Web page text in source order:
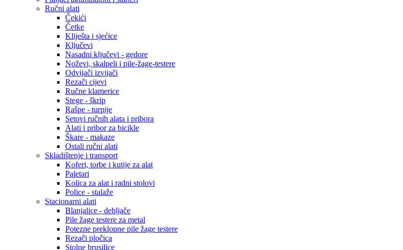
Ručni alati
Čekići
Četke
Kliješta i sjećice
Ključevi
Nasadni ključevi - gedore
Noževi, skalpeli i pile-žage-testere
Odvijači izvijači
Rezači cijevi
Ručne klamerice
Stege - škrip
Rašpe - turpije
Setovi ručnih alata i pribora
Alati i pribor za bicikle
Škare - makaze
Ostali ručni alati
Skladištenje i transport
Koferi, torbe i kutije za alat
Paletari
Kolica za alat i radni stolovi
Police - stalaže
Stacionarni alati
Blanjalice - debljače
Pile žage testere za metal
Potezne preklopne pile žage testere
Rezači pločica
Stolne brusilice